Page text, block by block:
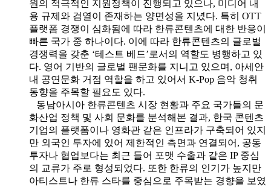
원의 적극적인 지원정책이 진행되고 있으나, 미디어 내
용 규제와 검열이 존재하는 양면성을 지녔다. 특히 OTT
플랫폼 경쟁이 심화됨에 따라 한류콘텐츠에 대한 반응이
빠른 국가 중 하나이다. 이에 따라 한류콘텐츠의 글로벌
경쟁력을 갖춘 ‘테스트 베드’로서의 역할도 병행하고 있
다. 영어 기반의 글로벌 팬문화를 지니고 있으며, 아세안
내 공연문화 거점 역할을 하고 있어서 K-Pop 음악 청취
동향을 주목할 필요도 있다.
동남아시아 한류콘텐츠 시장 현황과 주요 국가들의 문
화산업 정책 및 사회 문화를 분석해본 결과, 한국 콘텐츠
기업의 플랫폼이나 영화관 같은 인프라가 구축되어 있지
만 외국인 투자에 있어 제한적인 측면과 연결되어, 공동
투자나 협업보다는 최근 들어 포맷 수출과 같은 IP 중심
의 교류가 주로 형성되었다. 또한 한류의 인기가 높지만
아티스트나 한류 스타를 중심으로 주목받는 경향을 보였